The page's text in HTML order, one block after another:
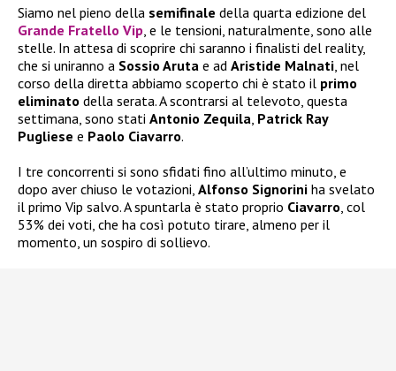
Siamo nel pieno della semifinale della quarta edizione del
Grande Fratello Vip, e le tensioni, naturalmente, sono alle
stelle. In attesa di scoprire chi saranno i finalisti del reality,
che si uniranno a Sossio Aruta e ad Aristide Malnati, nel
corso della diretta abbiamo scoperto chi è stato il primo
eliminato della serata. A scontrarsi al televoto, questa
settimana, sono stati Antonio Zequila, Patrick Ray
Pugliese e Paolo Ciavarro.
I tre concorrenti si sono sfidati fino all’ultimo minuto, e
dopo aver chiuso le votazioni, Alfonso Signorini ha svelato
il primo Vip salvo. A spuntarla è stato proprio Ciavarro, col
53% dei voti, che ha così potuto tirare, almeno per il
momento, un sospiro di sollievo.